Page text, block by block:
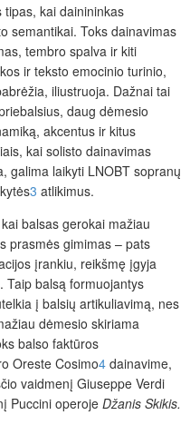
kai dainininkas
semantikai. Toks dainavimas
tembro spalva ir kiti
ir teksto emocinio turinio,
iliustruoja. Dažnai tai
daug dėmesio
akcentus ir kitus
kai solisto dainavimas
galima laikyti LNOBT sopranų
3 atlikimus.
balsas gerokai mažiau
prasmės gimimas – pats
įrankiu, reikšmę įgyja
Taip balsą formuojantys
į balsių artikuliavimą, nes
dėmesio skiriama
balso faktūros
Oreste Cosimo4 dainavime,
vaidmenį Giuseppe Verdi
Puccini operojeDžanis Skikis.